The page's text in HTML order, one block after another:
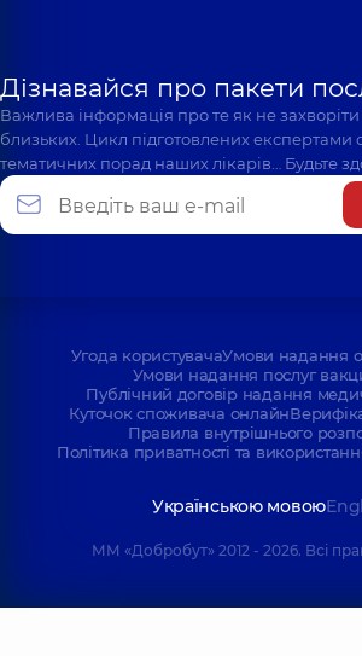
Дізнавайся про пакети
Важлива інформація про те як не
близьких. Цикл підготовлених експертами
тематичних порад наших лікарів… Будьте
Угода користувачаУмови надання
Умови надання послуг
Публічний договір надання
Куточок споживача онлайн
Правила внутрішнього
Політика приватності та
Українською мовою
ММ «Добробут» 2012 - 2026. Всі